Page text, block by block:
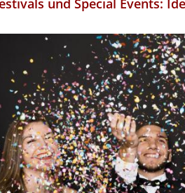
und Special Events: